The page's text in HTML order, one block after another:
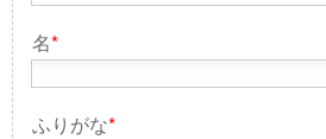
名*
ふりがな*